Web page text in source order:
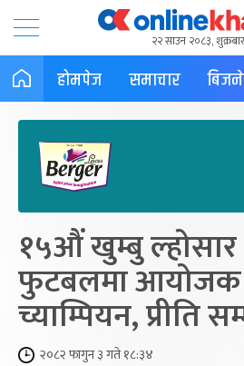
२२ साउन २०८३, शुक्रबार
होमपेज समाचार
१५औं खुम्बु
फुटबलमा आयोजक
च्याम्पियन, प्रीति
२०८२ फागुन ३ गते १८:३४